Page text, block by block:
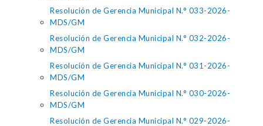
Resolución de Gerencia Municipal N.° 033-2026-
MDS/GM
Resolución de Gerencia Municipal N.° 032-2026-
MDS/GM
Resolución de Gerencia Municipal N.° 031-2026-
MDS/GM
Resolución de Gerencia Municipal N.° 030-2026-
MDS/GM
Resolución de Gerencia Municipal N.° 029-2026-